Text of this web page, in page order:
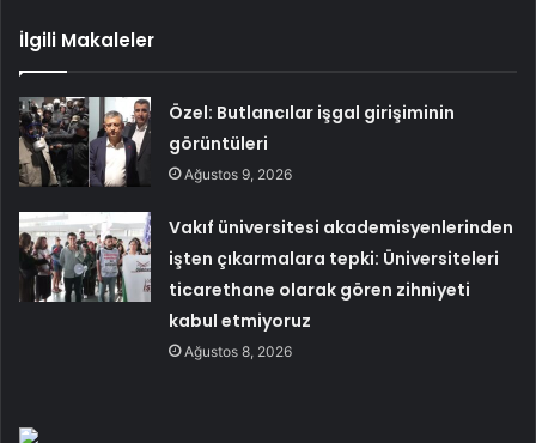
İlgili Makaleler
Özel: Butlancılar işgal girişiminin
görüntüleri
Ağustos 9, 2026
Vakıf üniversitesi akademisyenlerinden
işten çıkarmalara tepki: Üniversiteleri
ticarethane olarak gören zihniyeti
kabul etmiyoruz
Ağustos 8, 2026